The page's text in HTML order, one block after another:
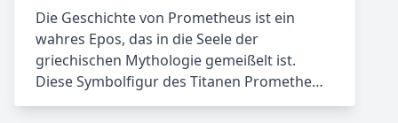
Die Geschichte von Prometheus ist ein
wahres Epos, das in die Seele der
griechischen Mythologie gemeißelt ist.
Diese Symbolfigur des Titanen Promethe…